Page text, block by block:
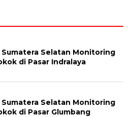
Sumatera Selatan Monitoring
di Pasar Indralaya
Sumatera Selatan Monitoring
di Pasar Glumbang